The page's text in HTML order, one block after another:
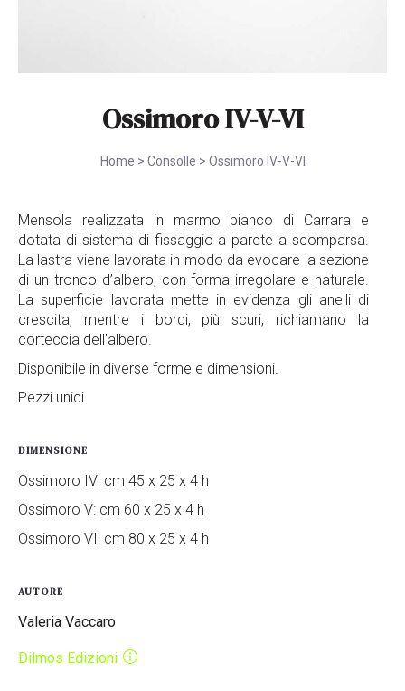
Ossimoro IV-V-VI
Home > Consolle > Ossimoro IV-V-VI
Mensola realizzata in marmo bianco di Carrara e
dotata di sistema di fissaggio a parete a scomparsa.
La lastra viene lavorata in modo da evocare la sezione
di un tronco d’albero, con forma irregolare e naturale.
La superficie lavorata mette in evidenza gli anelli di
crescita, mentre i bordi, più scuri, richiamano la
corteccia dell'albero.
Disponibile in diverse forme e dimensioni.
Pezzi unici.
DIMENSIONE
Ossimoro IV: cm 45 x 25 x 4 h
Ossimoro V: cm 60 x 25 x 4 h
Ossimoro VI: cm 80 x 25 x 4 h
AUTORE
Valeria Vaccaro
Dilmos Edizioni